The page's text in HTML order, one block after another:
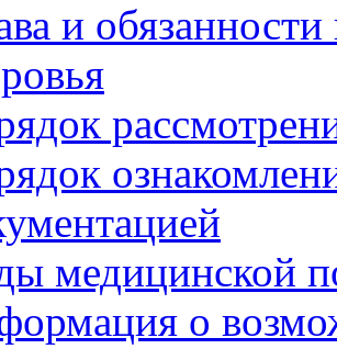
и
медицинской
о